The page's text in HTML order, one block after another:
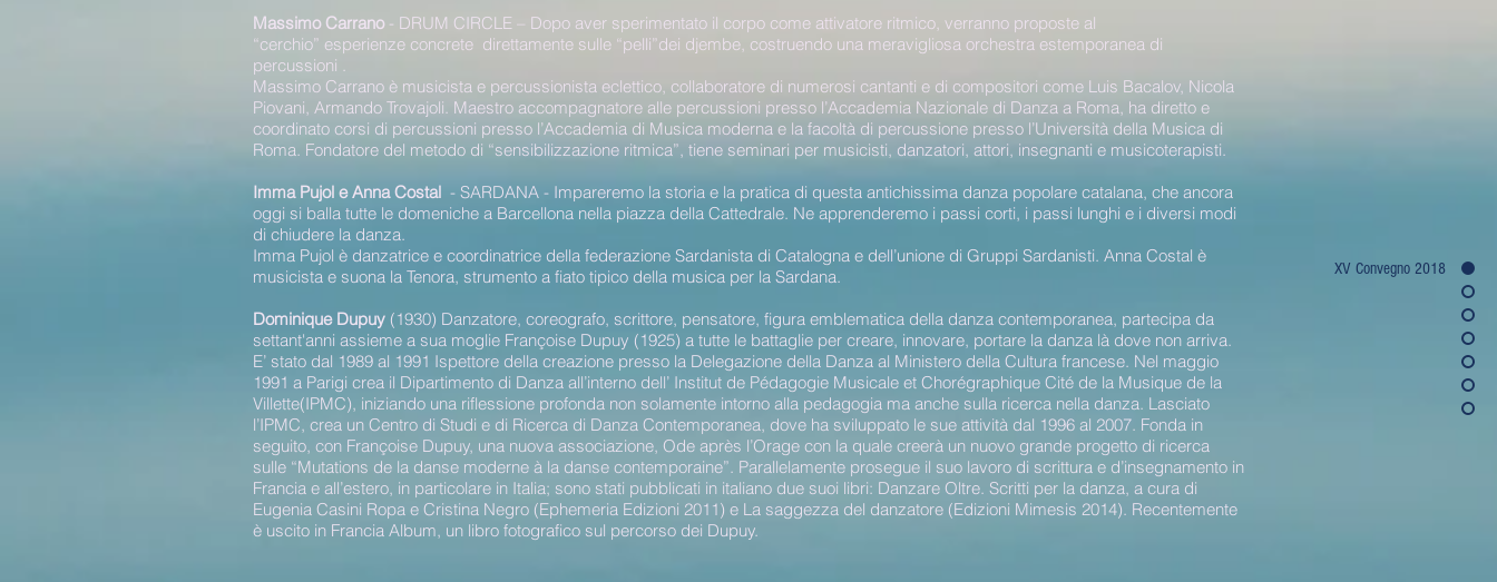
XV Convegno 2018
Massimo Carrano - DRUM CIRCLE – Dopo aver sperimentato il corpo come attivatore ritmico, verranno proposte al
“cerchio” esperienze concrete direttamente sulle “pelli”dei djembe, costruendo una meravigliosa orchestra estemporanea di
percussioni .
Massimo Carrano è musicista e percussionista eclettico, collaboratore di numerosi cantanti e di compositori come Luis Bacalov, Nicola
Piovani, Armando Trovajoli. Maestro accompagnatore alle percussioni presso l’Accademia Nazionale di Danza a Roma, ha diretto e
coordinato corsi di percussioni presso l’Accademia di Musica moderna e la facoltà di percussione presso l’Università della Musica di
Roma. Fondatore del metodo di “sensibilizzazione ritmica”, tiene seminari per musicisti, danzatori, attori, insegnanti e musicoterapisti.
Imma Pujol e Anna Costal - SARDANA - Impareremo la storia e la pratica di questa antichissima danza popolare catalana, che ancora
oggi si balla tutte le domeniche a Barcellona nella piazza della Cattedrale. Ne apprenderemo i passi corti, i passi lunghi e i diversi modi
di chiudere la danza.
Imma Pujol è danzatrice e coordinatrice della federazione Sardanista di Catalogna e dell’unione di Gruppi Sardanisti. Anna Costal è
musicista e suona la Tenora, strumento a fiato tipico della musica per la Sardana.
Dominique Dupuy (1930) Danzatore, coreografo, scrittore, pensatore, figura emblematica della danza contemporanea, partecipa da
settant'anni assieme a sua moglie Françoise Dupuy (1925) a tutte le battaglie per creare, innovare, portare la danza là dove non arriva.
E’ stato dal 1989 al 1991 Ispettore della creazione presso la Delegazione della Danza al Ministero della Cultura francese. Nel maggio
1991 a Parigi crea il Dipartimento di Danza all’interno dell’ Institut de Pédagogie Musicale et Chorégraphique Cité de la Musique de la
Villette(IPMC), iniziando una riflessione profonda non solamente intorno alla pedagogia ma anche sulla ricerca nella danza. Lasciato
l’IPMC, crea un Centro di Studi e di Ricerca di Danza Contemporanea, dove ha sviluppato le sue attività dal 1996 al 2007. Fonda in
seguito, con Françoise Dupuy, una nuova associazione, Ode après l’Orage con la quale creerà un nuovo grande progetto di ricerca
sulle “Mutations de la danse moderne à la danse contemporaine”. Parallelamente prosegue il suo lavoro di scrittura e d’insegnamento in
Francia e all’estero, in particolare in Italia; sono stati pubblicati in italiano due suoi libri: Danzare Oltre. Scritti per la danza, a cura di
Eugenia Casini Ropa e Cristina Negro (Ephemeria Edizioni 2011) e La saggezza del danzatore (Edizioni Mimesis 2014). Recentemente
è uscito in Francia Album, un libro fotografico sul percorso dei Dupuy.